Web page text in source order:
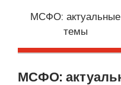
МСФО: актуальные
темы
МСФО: